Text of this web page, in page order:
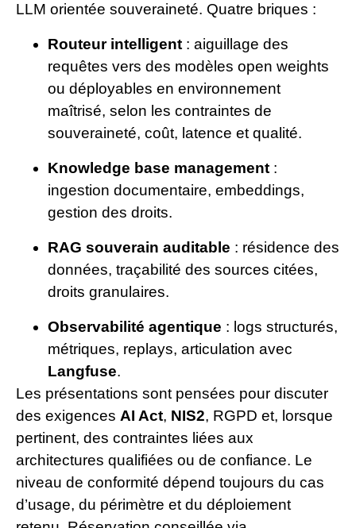
LLM orientée souveraineté. Quatre briques :
Routeur intelligent : aiguillage des
requêtes vers des modèles open weights
ou déployables en environnement
maîtrisé, selon les contraintes de
souveraineté, coût, latence et qualité.
Knowledge base management :
ingestion documentaire, embeddings,
gestion des droits.
RAG souverain auditable : résidence des
données, traçabilité des sources citées,
droits granulaires.
Observabilité agentique : logs structurés,
métriques, replays, articulation avec
Langfuse.
Les présentations sont pensées pour discuter
des exigences AI Act, NIS2, RGPD et, lorsque
pertinent, des contraintes liées aux
architectures qualifiées ou de confiance. Le
niveau de conformité dépend toujours du cas
d’usage, du périmètre et du déploiement